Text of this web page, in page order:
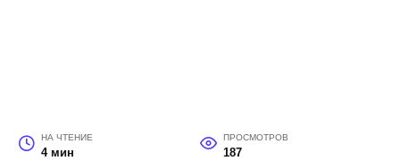
НА ЧТЕНИЕ
4 мин
ПРОСМОТРОВ
187